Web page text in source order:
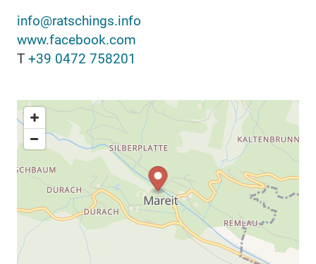
info@ratschings.info
www.facebook.com
T +39 0472 758201